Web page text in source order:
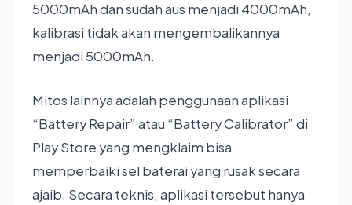
5000mAh dan sudah aus menjadi 4000mAh,
kalibrasi tidak akan mengembalikannya
menjadi 5000mAh.
Mitos lainnya adalah penggunaan aplikasi
“Battery Repair” atau “Battery Calibrator” di
Play Store yang mengklaim bisa
memperbaiki sel baterai yang rusak secara
ajaib. Secara teknis, aplikasi tersebut hanya